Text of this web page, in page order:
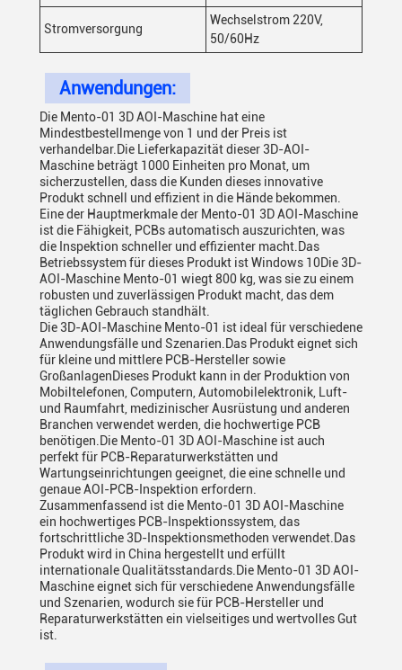
Stromversorgung
Wechselstrom 220V,
50/60Hz
Anwendungen:
Die Mento-01 3D AOI-Maschine hat eine
Mindestbestellmenge von 1 und der Preis ist
verhandelbar.Die Lieferkapazität dieser 3D-AOI-
Maschine beträgt 1000 Einheiten pro Monat, um
sicherzustellen, dass die Kunden dieses innovative
Produkt schnell und effizient in die Hände bekommen.
Eine der Hauptmerkmale der Mento-01 3D AOI-Maschine
ist die Fähigkeit, PCBs automatisch auszurichten, was
die Inspektion schneller und effizienter macht.Das
Betriebssystem für dieses Produkt ist Windows 10Die 3D-
AOI-Maschine Mento-01 wiegt 800 kg, was sie zu einem
robusten und zuverlässigen Produkt macht, das dem
täglichen Gebrauch standhält.
Die 3D-AOI-Maschine Mento-01 ist ideal für verschiedene
Anwendungsfälle und Szenarien.Das Produkt eignet sich
für kleine und mittlere PCB-Hersteller sowie
GroßanlagenDieses Produkt kann in der Produktion von
Mobiltelefonen, Computern, Automobilelektronik, Luft-
und Raumfahrt, medizinischer Ausrüstung und anderen
Branchen verwendet werden, die hochwertige PCB
benötigen.Die Mento-01 3D AOI-Maschine ist auch
perfekt für PCB-Reparaturwerkstätten und
Wartungseinrichtungen geeignet, die eine schnelle und
genaue AOI-PCB-Inspektion erfordern.
Zusammenfassend ist die Mento-01 3D AOI-Maschine
ein hochwertiges PCB-Inspektionssystem, das
fortschrittliche 3D-Inspektionsmethoden verwendet.Das
Produkt wird in China hergestellt und erfüllt
internationale Qualitätsstandards.Die Mento-01 3D AOI-
Maschine eignet sich für verschiedene Anwendungsfälle
und Szenarien, wodurch sie für PCB-Hersteller und
Reparaturwerkstätten ein vielseitiges und wertvolles Gut
ist.